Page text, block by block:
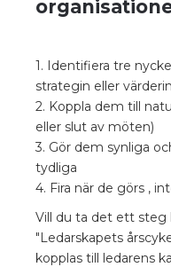
1. Identifiera tre
strategin eller
2. Koppla dem till
eller slut av möten)
3. Gör dem synliga
tydliga
4. Fira när de görs ,
Vill du ta det ett steg
"Ledarskapets
kopplas till ledarens